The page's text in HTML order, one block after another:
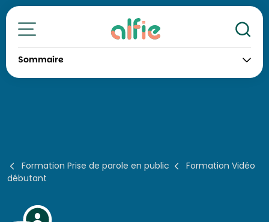
Toutes nos formations
Sommaire
Formation Prise de parole en public
Formation Vidéo
débutant